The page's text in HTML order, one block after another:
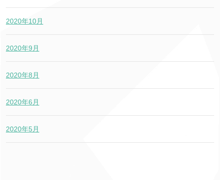
2020年10月
2020年9月
2020年8月
2020年6月
2020年5月